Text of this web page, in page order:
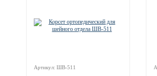
Артикул: ШВ-511